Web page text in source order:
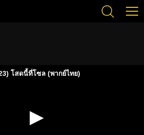
โสดนี้ที่โซล (พากย์ไทย)